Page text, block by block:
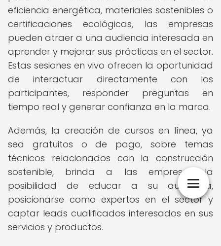
eficiencia energética, materiales sostenibles o
certificaciones ecológicas, las empresas
pueden atraer a una audiencia interesada en
aprender y mejorar sus prácticas en el sector.
Estas sesiones en vivo ofrecen la oportunidad
de interactuar directamente con los
participantes, responder preguntas en
tiempo real y generar confianza en la marca.
Además, la creación de cursos en línea, ya
sea gratuitos o de pago, sobre temas
técnicos relacionados con la construcción
sostenible, brinda a las empresas la
posibilidad de educar a su audiencia,
posicionarse como expertos en el sector y
captar leads cualificados interesados en sus
servicios y productos.